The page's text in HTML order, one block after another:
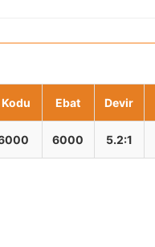
Ebat Devir
6000 5.2:1